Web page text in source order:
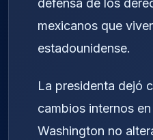
defensa de los
mexicanos que
estadounidense.
La presidenta dejó
cambios internos
Washington no